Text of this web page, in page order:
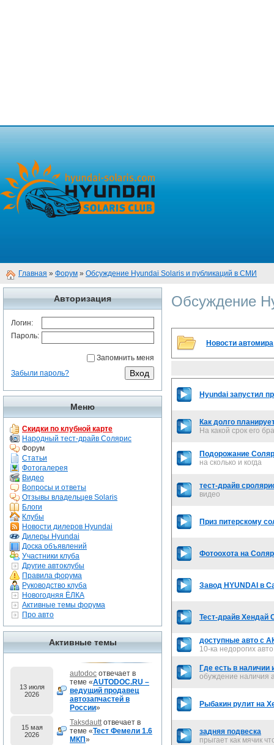
Главная » Форум » Обсуждение Hyundai Solaris и публикаций в СМИ
Авторизация
Логин:
Пароль:
Запомнить меня
Забыли пароль?
Меню
Скидки по клубной карте
Народный тест-драйв Солярис
Форум
Статьи
Фотогалерея
Видео
Вопросы и ответы
Отзывы владельцев Solaris
Блоги
Клубы
Новости дилеров Hyundai
Дилеры Hyundai
Доска объявлений
Участники клуба
Другие автоклубы
Правила форума
Руководство клуба
Новогодняя ЁЛКА
Активные темы форума
Про авто
Активные темы
13 июля
2026
autodoc отвечает в
теме «AUTODOC.RU –
ведущий продавец
автозапчастей в
России»
15 мая
2026
Taksdauttотвечает в
теме «Тест Фемели 1.6
МКП»
Обсуждение
Новости автомира
Hyundai запустил
Как долго
На какой срок его
Подорожание
на сколько и когда
тест-драйв
видео
Приз питерскому
Фотоохота на
Завод HYUNDAI в
Тест-драйв Хендай
доступные авто с
10-ка недорогих
Где есть в наличии
обуждение наличия
Рыбакин рулит на
задняя подвеска
прыгает как мячик